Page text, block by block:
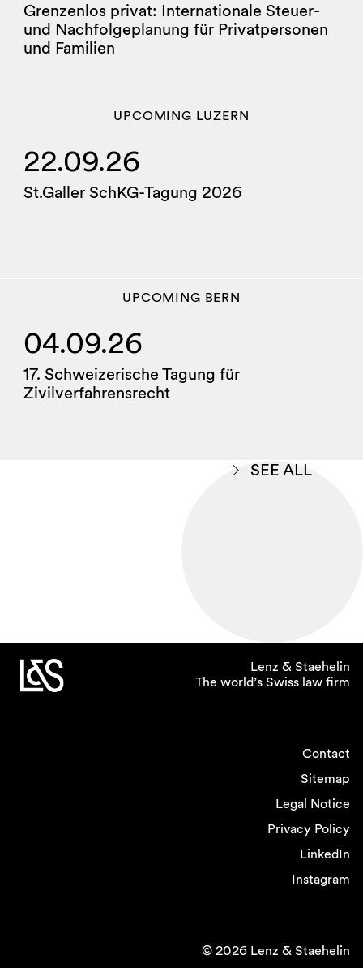
Grenzenlos privat: Internationale Steuer-
und Nachfolgeplanung für Privatpersonen
und Familien
UPCOMING LUZERN
22.09.26
St.Galler SchKG-Tagung 2026
UPCOMING BERN
04.09.26
17. Schweizerische Tagung für
Zivilverfahrensrecht
SEE ALL
Lenz & Staehelin
The world’s Swiss law firm
Contact
Sitemap
Legal Notice
Privacy Policy
LinkedIn
Instagram
© 2026 Lenz & Staehelin